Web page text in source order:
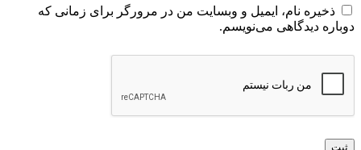
ذخیره نام، ایمیل و وبسایت من در مرورگر برای زمانی که
دوباره دیدگاهی می‌نویسم.